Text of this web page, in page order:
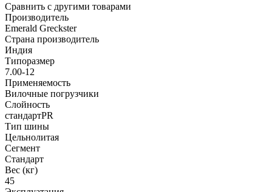
Сравнить с другими товарами
Производитель
Emerald Greckster
Страна производитель
Индия
Типоразмер
7.00-12
Применяемость
Вилочные погрузчики
Слойность
стандартPR
Тип шины
Цельнолитая
Сегмент
Стандарт
Вес (кг)
45